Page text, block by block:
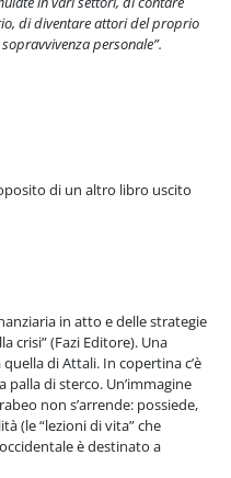
di diventare attori del proprio
personale”.
di un altro libro uscito
in atto e delle strategie
crisi” (Fazi Editore). Una
di Attali. In copertina c’è
di sterco. Un’immagine
non s’arrende: possiede,
(le “lezioni di vita” che
è destinato a